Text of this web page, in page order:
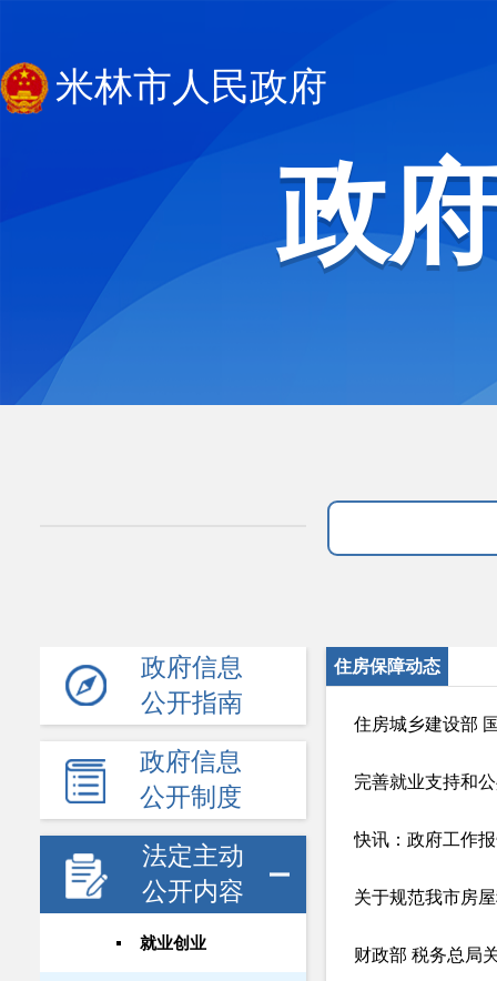
米林市人民政府
政
政府信息
公开指南
政府信息
公开制度
法定主动
公开内容
就业创业
住房保障动态
住房城乡建设部
完善就业支持和
快讯：政府工作
关于规范我市房
财政部 税务总局